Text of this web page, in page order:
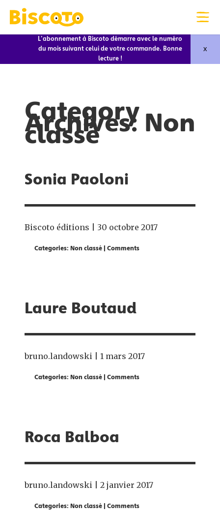
L'abonnement à Biscoto démarre avec le numéro
du mois suivant celui de votre commande. Bonne
lecture !
x
Category
Archives: Non
classé
Sonia Paoloni
Biscoto éditions 30 octobre 2017
Categories: Non classé Comments
Laure Boutaud
bruno.landowski 1 mars 2017
Categories: Non classé Comments
Roca Balboa
bruno.landowski 2 janvier 2017
Categories: Non classé Comments